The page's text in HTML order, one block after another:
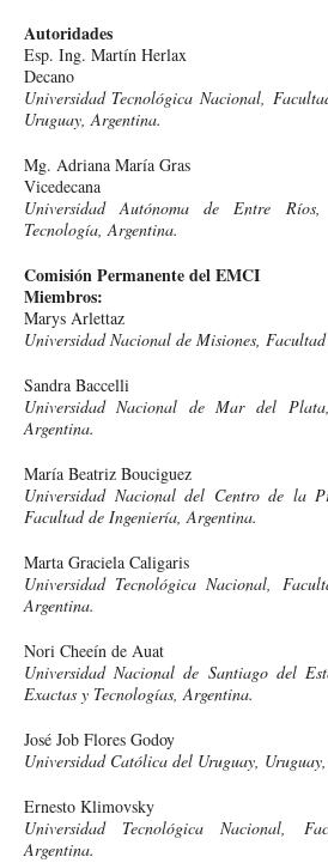
Autoridades
Esp. Ing. Martín Herlax
Decano
Universidad Tecnológica Nacional,
Uruguay, Argentina.
Mg. Adriana María Gras
Vicedecana
Universidad Autónoma de Entre
Tecnología, Argentina.
Comisión Permanente del EMCI
Miembros:
Marys Arlettaz
Universidad Nacional de Misiones,
Sandra Baccelli
Universidad Nacional de Mar del
Argentina.
María Beatriz Bouciguez
Universidad Nacional del Centro de la
Facultad de Ingeniería, Argentina.
Marta Graciela Caligaris
Universidad Tecnológica Nacional,
Argentina.
Nori Cheeín de Auat
Universidad Nacional de Santiago del
Exactas y Tecnologías, Argentina.
José Job Flores Godoy
Universidad Católica del Uruguay,
Ernesto Klimovsky
Universidad Tecnológica Nacional,
Argentina.